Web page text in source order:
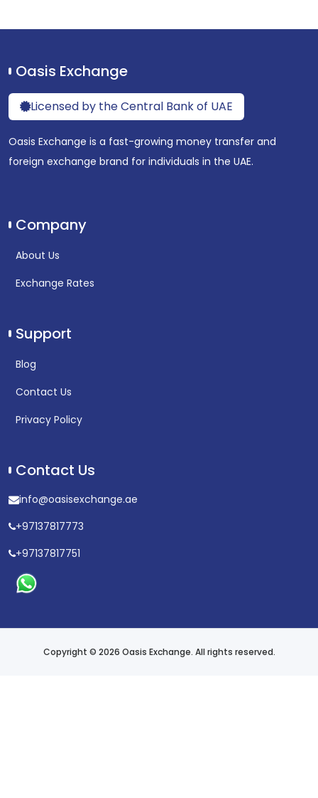
Oasis Exchange
Licensed by the Central Bank of UAE
Oasis Exchange is a fast-growing money transfer and
foreign exchange brand for individuals in the UAE.
Company
About Us
Exchange Rates
Support
Blog
Contact Us
Privacy Policy
Contact Us
info@oasisexchange.ae
+97137817773
+97137817751
Copyright © 2026 Oasis Exchange. All rights reserved.